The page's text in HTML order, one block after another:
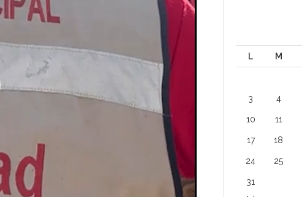
L M
3 4
10 11
17 18
24 25
31